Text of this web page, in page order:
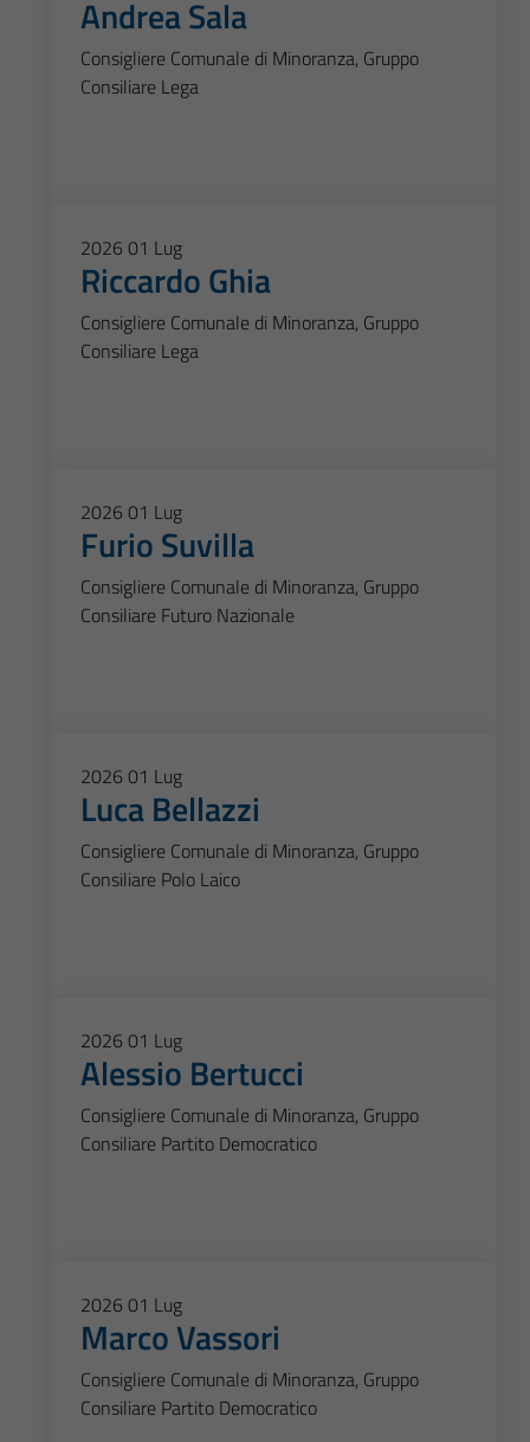
Andrea Sala
Consigliere Comunale di Minoranza, Gruppo
Consiliare Lega
2026 01 Lug
Riccardo Ghia
Consigliere Comunale di Minoranza, Gruppo
Consiliare Lega
2026 01 Lug
Furio Suvilla
Consigliere Comunale di Minoranza, Gruppo
Consiliare Futuro Nazionale
2026 01 Lug
Luca Bellazzi
Consigliere Comunale di Minoranza, Gruppo
Consiliare Polo Laico
2026 01 Lug
Alessio Bertucci
Consigliere Comunale di Minoranza, Gruppo
Consiliare Partito Democratico
2026 01 Lug
Marco Vassori
Consigliere Comunale di Minoranza, Gruppo
Consiliare Partito Democratico